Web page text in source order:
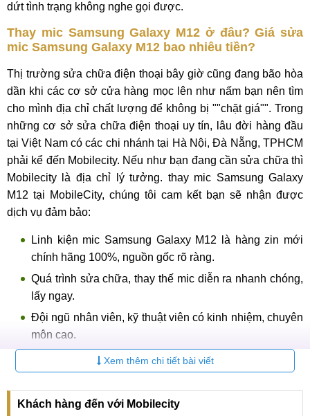
dứt tình trạng không nghe gọi được.
Thay mic Samsung Galaxy M12 ở đâu? Giá sửa
mic Samsung Galaxy M12 bao nhiêu tiền?
Thị trường sửa chữa điện thoại bây giờ cũng đang bão hòa
dần khi các cơ sở cửa hàng mọc lên như nấm bạn nên tìm
cho mình địa chỉ chất lượng để không bị ""chặt giá"". Trong
những cơ sở sửa chữa điện thoại uy tín, lâu đời hàng đầu
tại Việt Nam có các chi nhánh tại Hà Nội, Đà Nẵng, TPHCM
phải kể đến Mobilecity. Nếu như bạn đang cần sửa chữa thì
Mobilecity là địa chỉ lý tưởng. thay mic Samsung Galaxy
M12 tại MobileCity, chúng tôi cam kết bạn sẽ nhận được
dịch vụ đảm bảo:
Linh kiện mic Samsung Galaxy M12 là hàng zin mới
chính hãng 100%, nguồn gốc rõ ràng.
Quá trình sửa chữa, thay thế mic diễn ra nhanh chóng,
lấy ngay.
Đội ngũ nhân viên, kỹ thuật viên có kinh nhiệm, chuyên
môn cao.
Cơ sở vật chất hiện đại, đầy đủ trang thiết bị hiện đại.
minh bạch.
Xem thêm chi tiết bài viết
Khách hàng đến với Mobilecity